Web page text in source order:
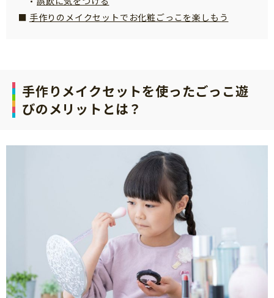
手作りのメイクセットでお化粧ごっこを楽しもう
手作りメイクセットを使ったごっこ遊
びのメリットとは？